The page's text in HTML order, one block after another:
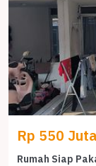
Rp 550 Juta
Rumah Siap